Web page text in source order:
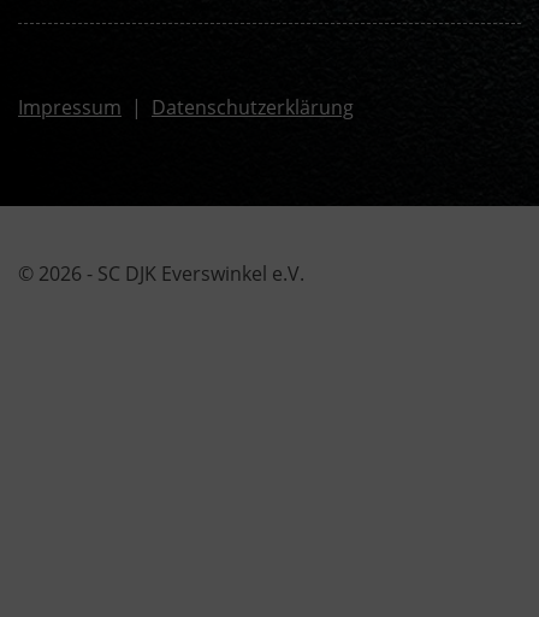
Impressum | Datenschutzerklärung
© 2026 - SC DJK Everswinkel e.V.